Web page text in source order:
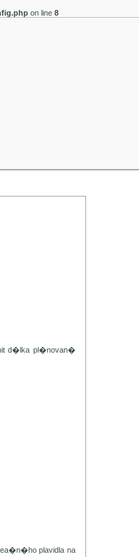
on line 8
d�lka pl�novan�
plavidla na